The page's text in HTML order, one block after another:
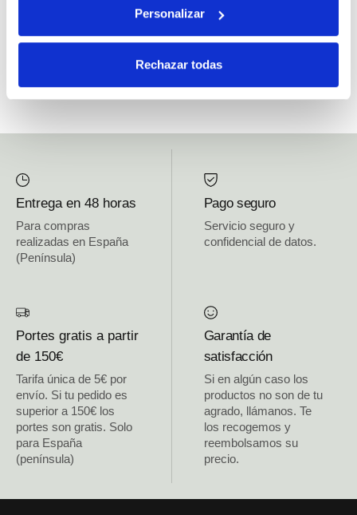
Personalizar
Rechazar todas
otros derechos, como se explica en la información adicional.
Entrega en 48 horas
Para compras
realizadas en España
(Península)
Pago seguro
Servicio seguro y
confidencial de datos.
Portes gratis a partir
de 150€
Tarifa única de 5€ por
envío. Si tu pedido es
superior a 150€ los
portes son gratis. Solo
para España
(península)
Garantía de
satisfacción
Si en algún caso los
productos no son de tu
agrado, llámanos. Te
los recogemos y
reembolsamos su
precio.